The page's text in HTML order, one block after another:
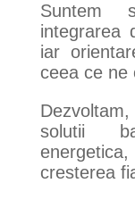
Suntem
integrarea
iar
ceea ce ne
solutii
cresterea